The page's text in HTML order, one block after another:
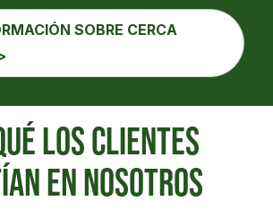
SOBRE CERCA
LOS CLIENTES
EN NOSOTROS